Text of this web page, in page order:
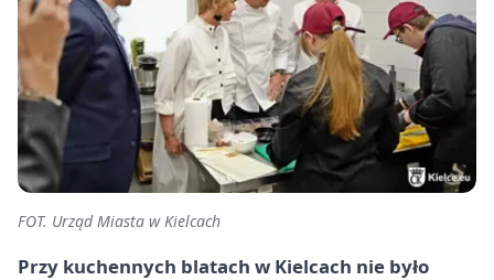
FOT. Urząd Miasta w Kielcach
Przy kuchennych blatach w Kielcach nie było